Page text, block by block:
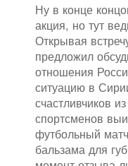
Ну в конце
акция, но тут
Открывая
предложил
отношения
ситуацию в
счастливчиков
спортсменов
футбольный
бальзама для